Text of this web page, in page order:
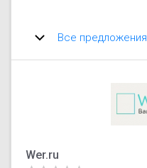
Все предложения
Wer.ru